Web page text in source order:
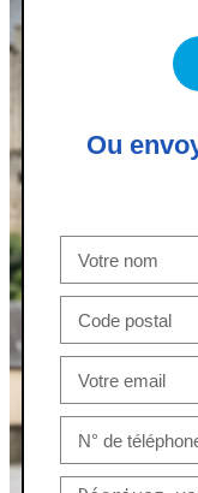
Ou